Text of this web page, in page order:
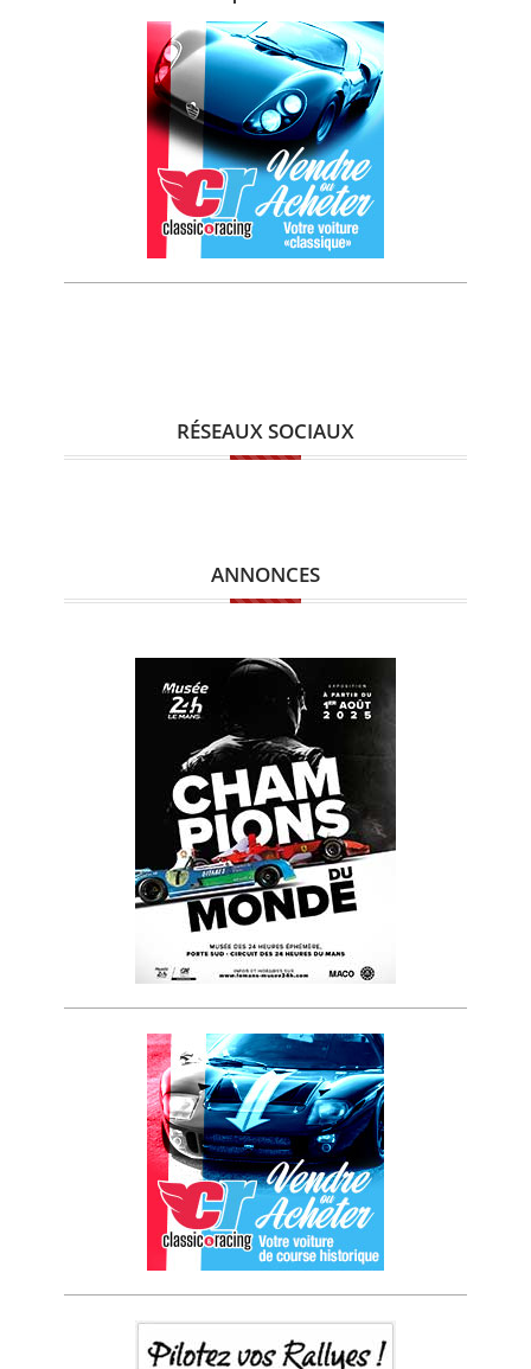
RÉSEAUX SOCIAUX
ANNONCES